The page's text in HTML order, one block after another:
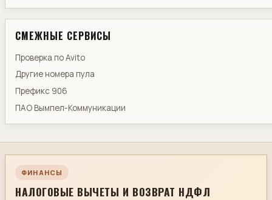
СМЕЖНЫЕ СЕРВИСЫ
Проверка по Avito
Другие номера пула
Префикс 906
ПАО Вымпел-Коммуникации
ФИНАНСЫ
НАЛОГОВЫЕ ВЫЧЕТЫ И ВОЗВРАТ НДФЛ